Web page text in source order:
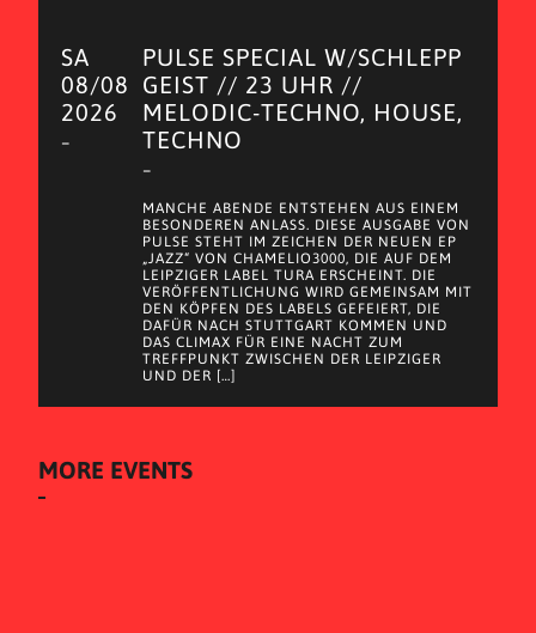
SA
08/08
2026
–
PULSE SPECIAL W/SCHLEPP
GEIST // 23 UHR //
MELODIC-TECHNO, HOUSE,
TECHNO
–
MANCHE ABENDE ENTSTEHEN AUS EINEM
BESONDEREN ANLASS. DIESE AUSGABE VON
PULSE STEHT IM ZEICHEN DER NEUEN EP
„JAZZ“ VON CHAMELIO3000, DIE AUF DEM
LEIPZIGER LABEL TURA ERSCHEINT. DIE
VERÖFFENTLICHUNG WIRD GEMEINSAM MIT
DEN KÖPFEN DES LABELS GEFEIERT, DIE
DAFÜR NACH STUTTGART KOMMEN UND
DAS CLIMAX FÜR EINE NACHT ZUM
TREFFPUNKT ZWISCHEN DER LEIPZIGER
UND DER […]
MORE EVENTS